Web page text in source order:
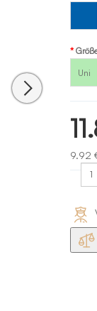
blue
Uni
9.92